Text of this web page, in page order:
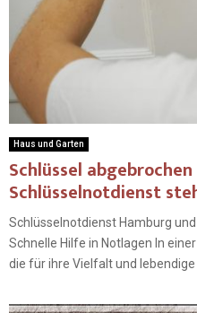
Haus und Garten
Schlüssel
Schlüsselnotdienst
Schlüsselnotdienst Hamburg
Schnelle Hilfe in Notlagen In
die für ihre Vielfalt und